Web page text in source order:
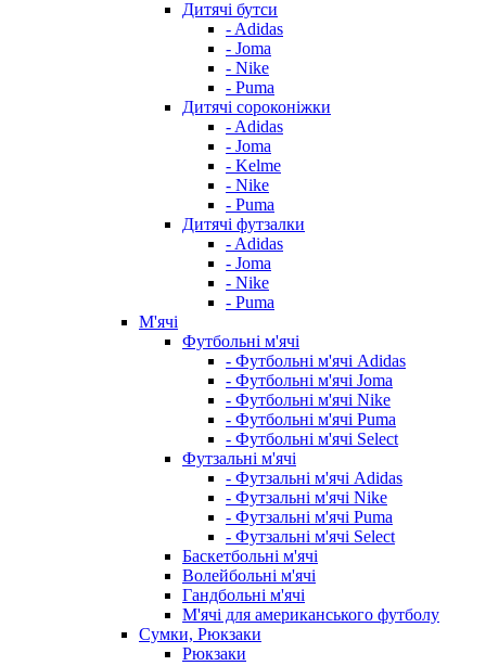
Дитячі бутси
- Adidas
- Joma
- Nike
- Puma
Дитячі сороконіжки
- Adidas
- Joma
- Kelme
- Nike
- Puma
Дитячі футзалки
- Adidas
- Joma
- Nike
- Puma
М'ячі
Футбольні м'ячі
- Футбольні м'ячі Adidas
- Футбольні м'ячі Joma
- Футбольні м'ячі Nike
- Футбольні м'ячі Puma
- Футбольні м'ячі Select
Футзальні м'ячі
- Футзальні м'ячі Adidas
- Футзальні м'ячі Nike
- Футзальні м'ячі Puma
- Футзальні м'ячі Select
Баскетбольні м'ячі
Волейбольні м'ячі
Гандбольні м'ячі
М'ячі для американського футболу
Сумки, Рюкзаки
Рюкзаки